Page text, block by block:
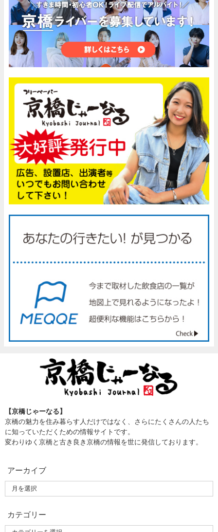
【京橋じゃーなる】
京橋の魅力を住み暮らす人だけではなく、さらにたくさんの人たち
に知っていただくための情報サイトです。
変わりゆく京橋と古き良き京橋の情報を世に発信しております。
アーカイブ
カテゴリー